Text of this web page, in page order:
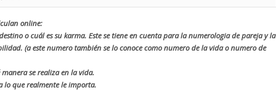
online:
o cuál es su karma. Este se tiene en cuenta para la numerologia de pareja y la
(a este numero también se lo conoce como numero de la vida o numero de
se realiza en la vida.
lo que realmente le importa.